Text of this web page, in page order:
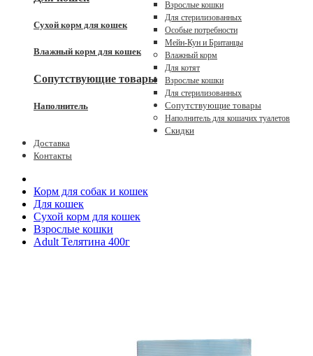
Сухой корм для кошек
Влажный корм для кошек
Сопутствующие товары
Наполнитель
Взрослые кошки
Для стерилизованных
Особые потребности
Мейн-Кун и Британцы
Влажный корм
Для котят
Взрослые кошки
Для стерилизованных
Сопутствующие товары
Наполнитель для кошачих туалетов
Скидки
Доставка
Контакты
Корм для собак и кошек
Для кошек
Сухой корм для кошек
Взрослые кошки
Adult Телятина 400г